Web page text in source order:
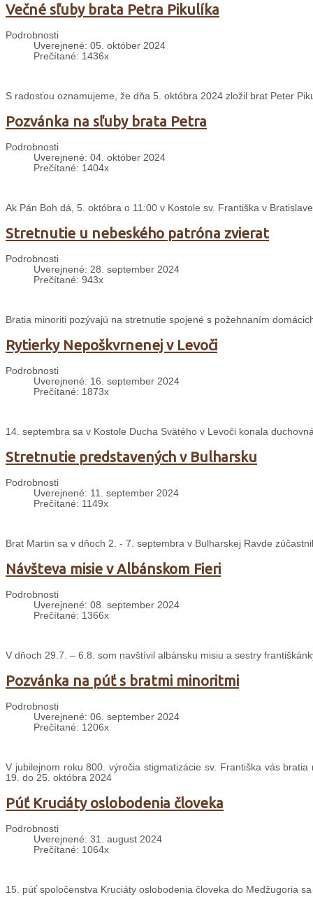
Večné sľuby brata Petra Pikulíka
Podrobnosti
Uverejnené: 05. október 2024
Prečítané: 1436x
S radosťou oznamujeme, že dňa 5. októbra 2024 zložil brat Peter
Pozvánka na sľuby brata Petra
Podrobnosti
Uverejnené: 04. október 2024
Prečítané: 1404x
Ak Pán Boh dá, 5. októbra o 11:00 v Kostole sv. Františka v
Stretnutie u nebeského patróna zvierat
Podrobnosti
Uverejnené: 28. september 2024
Prečítané: 943x
Bratia minoriti pozývajú na stretnutie spojené s požehnaním
Rytierky Nepoškvrnenej v Levoči
Podrobnosti
Uverejnené: 16. september 2024
Prečítané: 1873x
14. septembra sa v Kostole Ducha Svätého v Levoči konala
Stretnutie predstavených v Bulharsku
Podrobnosti
Uverejnené: 11. september 2024
Prečítané: 1149x
Brat Martin sa v dňoch 2. - 7. septembra v Bulharskej Ravde
Návšteva misie v Albánskom Fieri
Podrobnosti
Uverejnené: 08. september 2024
Prečítané: 1366x
V dňoch 29.7. – 6.8. som navštívil albánsku misiu a sestry
Pozvánka na púť s bratmi minoritmi
Podrobnosti
Uverejnené: 06. september 2024
Prečítané: 1206x
V jubilejnom roku 800. výročia stigmatizácie sv. Františka vás
19. do 25. októbra 2024
Púť Kruciáty oslobodenia človeka
Podrobnosti
Uverejnené: 31. august 2024
Prečítané: 1064x
15. púť spoločenstva Kruciáty oslobodenia človeka do Medžugoria